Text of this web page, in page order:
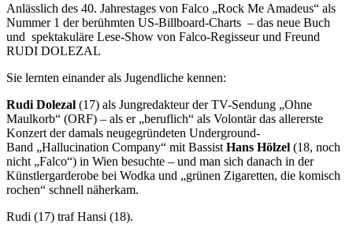
Anlässlich des 40. Jahrestages von Falco „Rock Me Amadeus“ als
Nummer 1 der berühmten US-Billboard-Charts – das neue Buch
und spektakuläre Lese-Show von Falco-Regisseur und Freund
RUDI DOLEZAL
Sie lernten einander als Jugendliche kennen:
Rudi Dolezal (17) als Jungredakteur der TV-Sendung „Ohne
Maulkorb“ (ORF) – als er „beruflich“ als Volontär das allererste
Konzert der damals neugegründeten Underground-
Band „Hallucination Company“ mit Bassist Hans Hölzel (18, noch
nicht „Falco“) in Wien besuchte – und man sich danach in der
Künstlergarderobe bei Wodka und „grünen Zigaretten, die komisch
rochen“ schnell näherkam.
Rudi (17) traf Hansi (18).